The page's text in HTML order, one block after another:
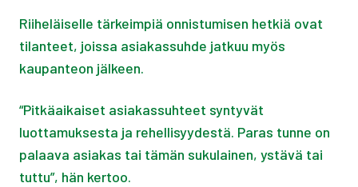
Riiheläiselle tärkeimpiä onnistumisen hetkiä ovat
tilanteet, joissa asiakassuhde jatkuu myös
kaupanteon jälkeen.
“Pitkäaikaiset asiakassuhteet syntyvät
luottamuksesta ja rehellisyydestä. Paras tunne on
palaava asiakas tai tämän sukulainen, ystävä tai
tuttu”, hän kertoo.